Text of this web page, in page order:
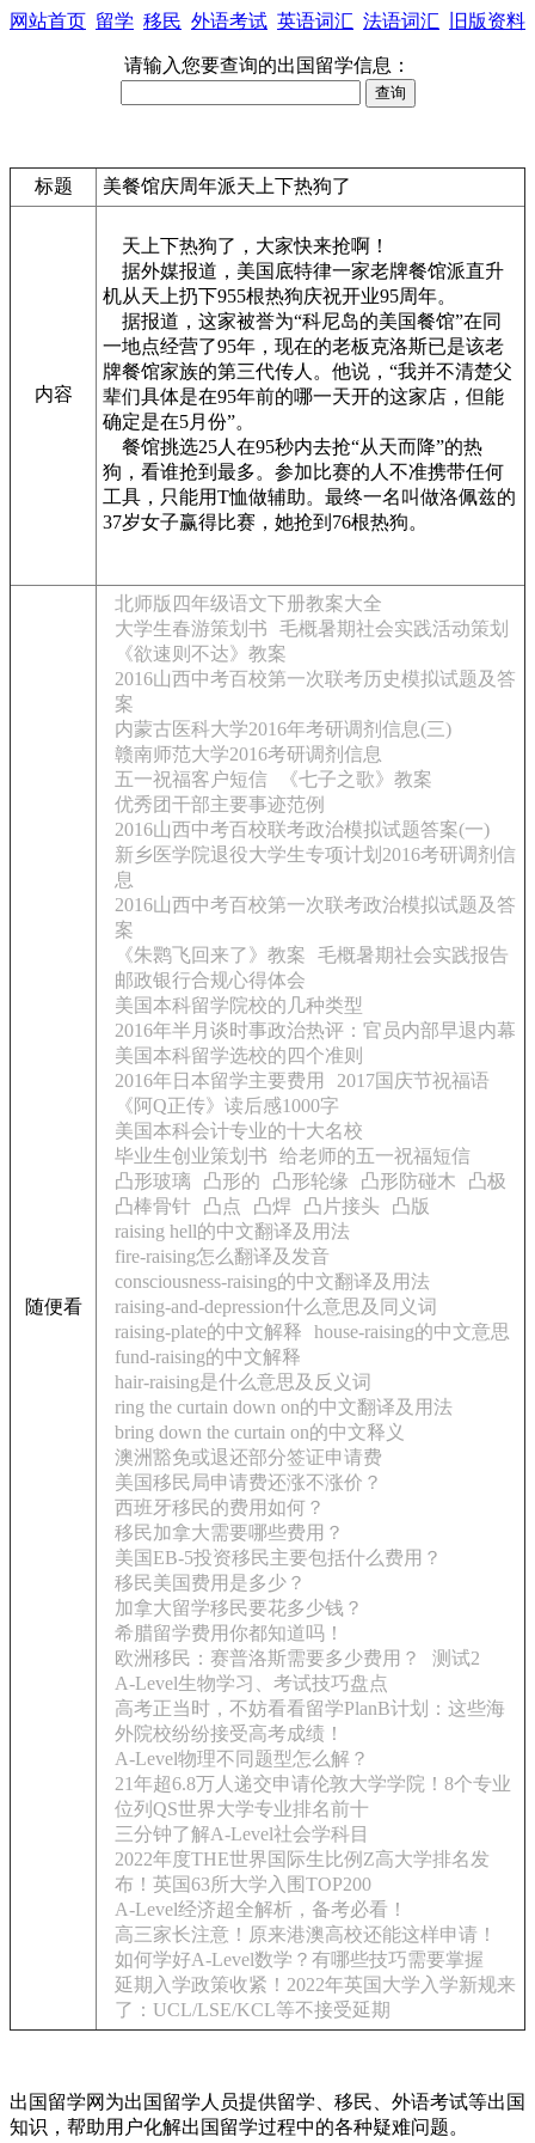
网站首页 留学 移民 外语考试 英语词汇 法语词汇 旧版资料
请输入您要查询的出国留学信息：
标题 美餐馆庆周年派天上下热狗了
内容
天上下热狗了，大家快来抢啊！
据外媒报道，美国底特律一家老牌餐馆派直升
机从天上扔下955根热狗庆祝开业95周年。
据报道，这家被誉为“科尼岛的美国餐馆”在同
一地点经营了95年，现在的老板克洛斯已是该老
牌餐馆家族的第三代传人。他说，“我并不清楚父
辈们具体是在95年前的哪一天开的这家店，但能
确定是在5月份”。
餐馆挑选25人在95秒内去抢“从天而降”的热
狗，看谁抢到最多。参加比赛的人不准携带任何
工具，只能用T恤做辅助。最终一名叫做洛佩兹的
37岁女子赢得比赛，她抢到76根热狗。
随便看
北师版四年级语文下册教案大全
大学生春游策划书
毛概暑期社会实践活动策划
《欲速则不达》教案
2016山西中考百校第一次联考历史模拟试题及答
案
内蒙古医科大学2016年考研调剂信息(三)
赣南师范大学2016考研调剂信息
五一祝福客户短信
《七子之歌》教案
优秀团干部主要事迹范例
2016山西中考百校联考政治模拟试题答案(一)
新乡医学院退役大学生专项计划2016考研调剂信
息
2016山西中考百校第一次联考政治模拟试题及答
案
《朱鹮飞回来了》教案
毛概暑期社会实践报告
邮政银行合规心得体会
美国本科留学院校的几种类型
2016年半月谈时事政治热评：官员内部早退内幕
美国本科留学选校的四个准则
2016年日本留学主要费用
2017国庆节祝福语
《阿Q正传》读后感1000字
美国本科会计专业的十大名校
毕业生创业策划书
给老师的五一祝福短信
凸形玻璃
凸形的 凸形轮缘 凸形防碰木
凸极
凸棒骨针
凸点 凸焊 凸片接头
凸版
raising hell的中文翻译及用法
fire-raising怎么翻译及发音
consciousness-raising的中文翻译及用法
raising-and-depression什么意思及同义词
raising-plate的中文解释
house-raising的中文意思
fund-raising的中文解释
hair-raising是什么意思及反义词
ring the curtain down on的中文翻译及用法
bring down the curtain on的中文释义
澳洲豁免或退还部分签证申请费
美国移民局申请费还涨不涨价？
西班牙移民的费用如何？
移民加拿大需要哪些费用？
美国EB-5投资移民主要包括什么费用？
移民美国费用是多少？
加拿大留学移民要花多少钱？
希腊留学费用你都知道吗！
欧洲移民：赛普洛斯需要多少费用？
测试2
A-Level生物学习、考试技巧盘点
高考正当时，不妨看看留学PlanB计划：这些海
外院校纷纷接受高考成绩！
A-Level物理不同题型怎么解？
21年超6.8万人递交申请伦敦大学学院！8个专业
位列QS世界大学专业排名前十
三分钟了解A-Level社会学科目
2022年度THE世界国际生比例Z高大学排名发
布！英国63所大学入围TOP200
A-Level经济超全解析，备考必看！
高三家长注意！原来港澳高校还能这样申请！
如何学好A-Level数学？有哪些技巧需要掌握
延期入学政策收紧！2022年英国大学入学新规来
了：UCL/LSE/KCL等不接受延期
出国留学网为出国留学人员提供留学、移民、外语考试等出国
知识，帮助用户化解出国留学过程中的各种疑难问题。